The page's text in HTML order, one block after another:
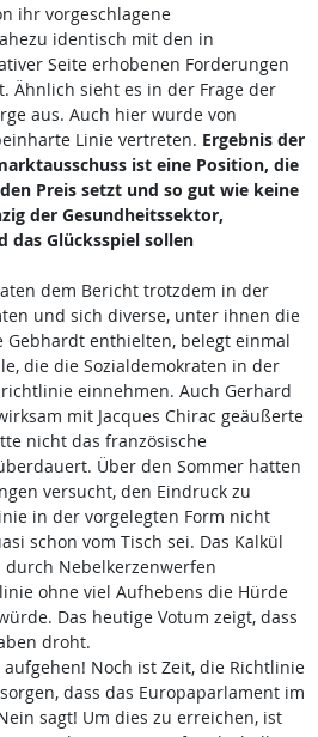
ihr vorgeschlagene
identisch mit den in
Seite erhobenen Forderungen
Ähnlich sieht es in der Frage der
aus. Auch hier wurde von
Linie vertreten. Ergebnis der
ist eine Position, die
Preis setzt und so gut wie keine
der Gesundheitssektor,
das Glücksspiel sollen
dem Bericht trotzdem in der
und sich diverse, unter ihnen die
Gebhardt enthielten, belegt einmal
die die Sozialdemokraten in der
einnehmen. Auch Gerhard
mit Jacques Chirac geäußerte
nicht das französische
Über den Sommer hatten
versucht, den Eindruck zu
in der vorgelegten Form nicht
schon vom Tisch sei. Das Kalkül
Nebelkerzenwerfen
ohne viel Aufhebens die Hürde
Das heutige Votum zeigt, dass
droht.
Noch ist Zeit, die Richtlinie
dass das Europaparlament im
sagt! Um dies zu erreichen, ist